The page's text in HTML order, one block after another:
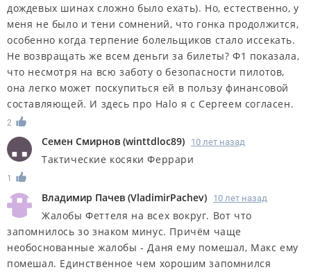
дождевых шинах сложно было ехать). Но, естественно, у
меня не было и тени сомнений, что гонка продолжится,
особенно когда терпение болельщиков стало иссекать.
Не возвращать же всем деньги за билеты? Ф1 показала,
что несмотря на всю заботу о безопасности пилотов,
она легко может поскупиться ей в пользу финансовой
составляющей. И здесь про Halo я с Сергеем согласен.
2
Семен Смирнов (winttdloc89) 10 лет назад
Тактические косяки Феррари
1
Владимир Пачев (VladimirPachev) 10 лет назад
Жалобы Феттеля на всех вокруг. Вот что
запомнилось зо знаком минус. Причём чаще
необоснованные жалобы - Даня ему помешал, Макс ему
помешал. Единственное чем хорошим запомнился